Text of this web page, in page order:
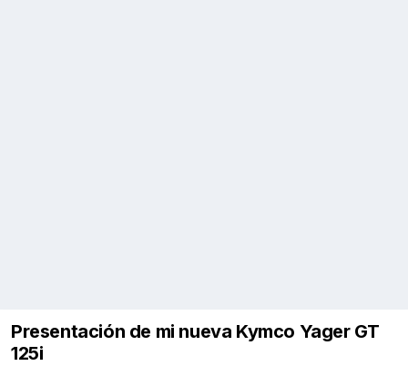
Presentación de mi nueva Kymco Yager GT
125i